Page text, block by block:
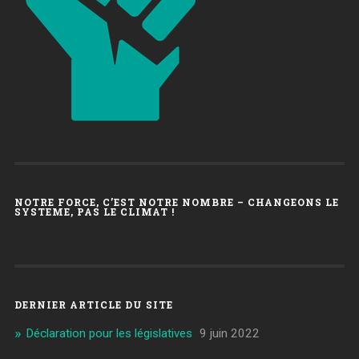
NOTRE FORCE, C’EST NOTRE NOMBRE – CHANGEONS LE
SYSTEME, PAS LE CLIMAT !
DERNIER ARTICLE DU SITE
Déclaration pour les législatives 9 juin 2022